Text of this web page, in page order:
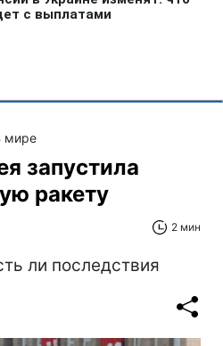
мире
запустила
ракету
2 мин
ли последствия